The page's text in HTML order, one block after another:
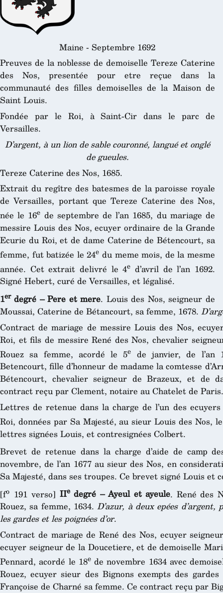
Maine - Septembre 1692
Preuves de la noblesse de demoiselle Tereze Caterine
des Nos, presentée pour etre reçue dans la
communauté des filles demoiselles de la Maison de
Saint Louis.
Fondée par le Roi, à Saint-Cir dans le parc de
Versailles.
D’argent, à un lion de sable couronné, langué et onglé
de gueules.
Tereze Caterine des Nos, 1685.
Extrait du regître des batesmes de la paroisse royale
de Versailles, portant que Tereze Caterine des Nos,
née le 16e de septembre de l’an 1685, du mariage de
messire Louis des Nos, ecuyer ordinaire de la Grande
Ecurie du Roi, et de dame Caterine de Bétencourt, sa
femme, fut batizée le 24e du meme mois, de la mesme
année. Cet extrait delivré le 4e d’avril de l’an 1692.
Signé Hebert, curé de Versailles, et légalisé.
1erdegré – Pere et mere. Louis des Nos, seigneur de
Moussai, Caterine de Bétancourt, sa femme, 1678.
Contract de mariage de messire Louis des Nos,
Roi, et fils de messire René des Nos, chevalier
Rouez sa femme, acordé le 5e de janvier, de l’an
Betencourt, fille d’honneur de madame la comtesse
Bétencourt, chevalier seigneur de Brazeux, et de
contract reçu par Clement, notaire au Chatelet de Paris.
Lettres de retenue dans la charge de l’un des
Roi, données par Sa Majesté, au sieur Louis des Nos,
lettres signées Louis, et contresignées Colbert.
Brevet de retenue dans la charge d’aide de camp
novembre, de l’an 1677 au sieur des Nos, en
Sa Majesté, dans ses troupes. Ce brevet signé Louis et
[fo 191 verso] IIedegré – Ayeul et ayeule. René des
Rouez, sa femme, 1634.D’azur, à deux epées
les gardes et les poignées d’or.
Contract de mariage de René des Nos, ecuyer
ecuyer seigneur de la Doucetiere, et de demoiselle
Pennard, acordé le 18ede novembre 1634 avec
Rouez, ecuyer sieur des Bignons exempts des
Françoise de Charné sa femme. Ce contract reçu par